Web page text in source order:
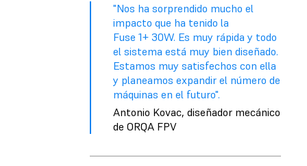
"Nos ha sorprendido mucho el
impacto que ha tenido la
Fuse 1+ 30W. Es muy rápida y todo
el sistema está muy bien diseñado.
Estamos muy satisfechos con ella
y planeamos expandir el número de
máquinas en el futuro".
Antonio Kovac, diseñador mecánico
de ORQA FPV